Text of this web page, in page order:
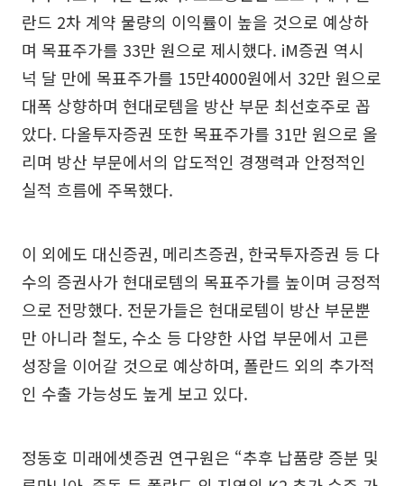
란드 2차 계약 물량의 이익률이 높을 것으로 예상하
며 목표주가를 33만 원으로 제시했다. iM증권 역시
넉 달 만에 목표주가를 15만4000원에서 32만 원으로
대폭 상향하며 현대로템을 방산 부문 최선호주로 꼽
았다. 다올투자증권 또한 목표주가를 31만 원으로 올
리며 방산 부문에서의 압도적인 경쟁력과 안정적인
실적 흐름에 주목했다.
이 외에도 대신증권, 메리츠증권, 한국투자증권 등 다
수의 증권사가 현대로템의 목표주가를 높이며 긍정적
으로 전망했다. 전문가들은 현대로템이 방산 부문뿐
만 아니라 철도, 수소 등 다양한 사업 부문에서 고른
성장을 이어갈 것으로 예상하며, 폴란드 외의 추가적
인 수출 가능성도 높게 보고 있다.
정동호 미래에셋증권 연구원은 “추후 납품량 증분 및